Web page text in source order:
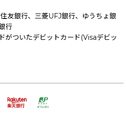
友銀行、三菱UFJ銀行、ゆうちょ銀
行
がついたデビットカード(Visaデビッ